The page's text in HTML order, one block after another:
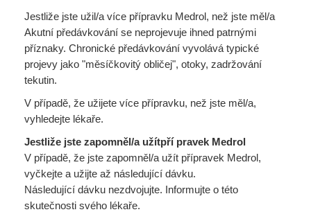
Jestliže jste užil/a více přípravku Medrol, než jste měl/a
Akutní předávkování se neprojevuje ihned patrnými
příznaky. Chronické předávkování vyvolává typické
projevy jako "měsíčkovitý obličej", otoky, zadržování
tekutin.
V případě, že užijete více přípravku, než jste měl/a,
vyhledejte lékaře.
Jestliže jste zapomněl/a užítpří pravek Medrol
V případě, že jste zapomněl/a užít přípravek Medrol,
vyčkejte a užijte až následující dávku.
Následující dávku nezdvojujte. Informujte o této
skutečnosti svého lékaře.